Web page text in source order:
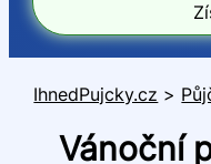
IhnedPujcky.cz >
Vánoční